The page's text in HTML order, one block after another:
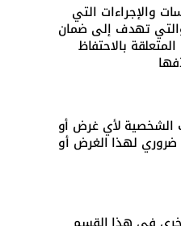
والإجراءات التي
والتي تهدف إلى ضمان
المتعلقة بالاحتفاظ
لهذا الغرض أو